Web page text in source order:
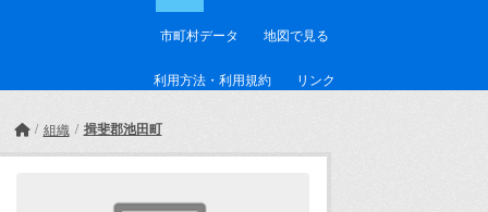
市町村データ 地図で見る
利用方法・利用規約 リンク
組織 揖斐郡池田町